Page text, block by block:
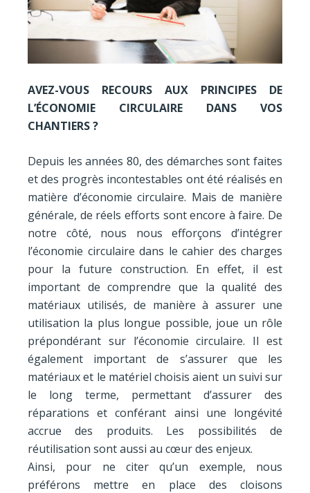
AVEZ-VOUS RECOURS AUX PRINCIPES DE
L’ÉCONOMIE CIRCULAIRE DANS VOS
CHANTIERS ?
Depuis les années 80, des démarches sont faites
et des progrès incontestables ont été réalisés en
matière d’économie circulaire. Mais de manière
générale, de réels efforts sont encore à faire. De
notre côté, nous nous efforçons d’intégrer
l’économie circulaire dans le cahier des charges
pour la future construction. En effet, il est
important de comprendre que la qualité des
matériaux utilisés, de manière à assurer une
utilisation la plus longue possible, joue un rôle
prépondérant sur l’économie circulaire. Il est
également important de s’assurer que les
matériaux et le matériel choisis aient un suivi sur
le long terme, permettant d’assurer des
réparations et conférant ainsi une longévité
accrue des produits. Les possibilités de
réutilisation sont aussi au cœur des enjeux.
Ainsi, pour ne citer qu’un exemple, nous
préférons mettre en place des cloisons